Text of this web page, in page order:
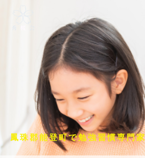
鳳珠郡能登町で勉強習慣専門